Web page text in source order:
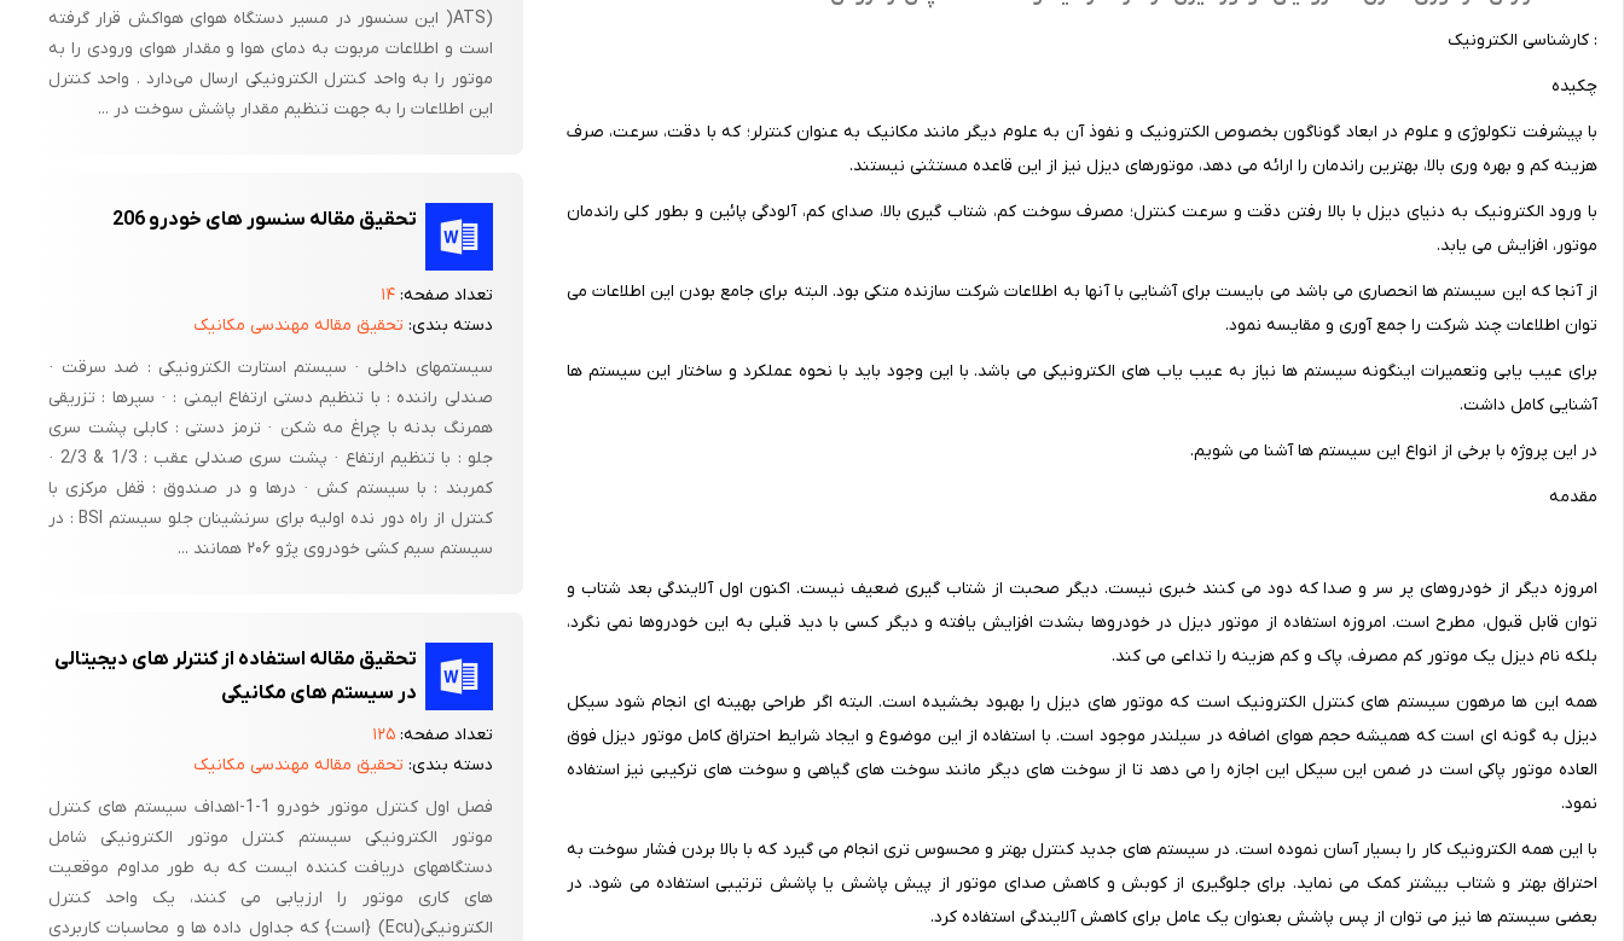
: کارشناسی الکترونیک
چکیده
با پیشرفت تکولوژی و علوم در ابعاد گوناگون بخصوص الکترونیک و نفوذ آن به علوم دیگر مانند مکانیک به عنوان کنترلر؛ که با دقت، سرعت، صرف
هزینه کم و بهره وری بالا، بهترین راندمان را ارائه می دهد، موتورهای دیزل نیز از این قاعده مستثنی نیستند.
با ورود الکترونیک به دنیای دیزل با بالا رفتن دقت و سرعت کنترل؛ مصرف سوخت کم، شتاب گیری بالا، صدای کم، آلودگی پائین و بطور کلی راندمان
موتور، افزایش می یابد.
از آنجا که این سیستم ها انحصاری می باشد می بایست برای آشنایی با آنها به اطلاعات شرکت سازنده متکی بود. البته برای جامع بودن این اطلاعات می
توان اطلاعات چند شرکت را جمع آوری و مقایسه نمود.
برای عیب یابی وتعمیرات اینگونه سیستم ها نیاز به عیب یاب های الکترونیکی می باشد. با این وجود باید با نحوه عملکرد و ساختار این سیستم ها
آشنایی کامل داشت.
در این پروژه با برخی از انواع این سیستم ها آشنا می شویم.
مقدمه
امروزه دیگر از خودروهای پر سر و صدا که دود می کنند خبری نیست. دیگر صحبت از شتاب گیری ضعیف نیست. اکنون اول آلایندگی بعد شتاب و
توان قابل قبول، مطرح است. امروزه استفاده از موتور دیزل در خودروها بشدت افزایش یافته و دیگر کسی با دید قبلی به این خودروها نمی نگرد،
بلکه نام دیزل یک موتور کم مصرف، پاک و کم هزینه را تداعی می کند.
همه این ها مرهون سیستم های کنترل الکترونیک است که موتور های دیزل را بهبود بخشیده است. البته اگر طراحی بهینه ای انجام شود سیکل
دیزل به گونه ای است که همیشه حجم هوای اضافه در سیلندر موجود است. با استفاده از این موضوع و ایجاد شرایط احتراق کامل موتور دیزل فوق
العاده موتور پاکی است در ضمن این سیکل این اجازه را می دهد تا از سوخت های دیگر مانند سوخت های گیاهی و سوخت های ترکیبی نیز استفاده
نمود.
با این همه الکترونیک کار را بسیار آسان نموده است. در سیستم های جدید کنترل بهتر و محسوس تری انجام می گیرد که با بالا بردن فشار سوخت به
احتراق بهتر و شتاب بیشتر کمک می نماید. برای جلوگیری از کوبش و کاهش صدای موتور از پیش پاشش یا پاشش ترتیبی استفاده می شود. در
بعضی سیستم ها نیز می توان از پس پاشش بعنوان یک عامل برای کاهش آلایندگی استفاده کرد.
(ATS( این سنسور در مسیر دستگاه هوای هواکش قرار گرفته
است و اطلاعات مربوت به دمای هوا و مقدار هوای ورودی را به
موتور را به واحد کنترل الکترونیکی ارسال می‌دارد . واحد کنترل
این اطلاعات را به جهت تنظیم مقدار پاشش سوخت در ...
تحقیق مقاله سنسور های خودرو 206
تعداد صفحه:۱۴
دسته بندی: تحقیق مقاله مهندسی مکانیک
سیستمهای داخلی · سیستم استارت الکترونیکی : ضد سرقت ·
صندلی راننده : با تنظیم دستی ارتفاع ایمنی : · سپرها : تزریقی
همرنگ بدنه با چراغ مه شکن · ترمز دستی : کابلی پشت سری
جلو : با تنظیم ارتفاع · پشت سری صندلی عقب : 1/3 & 2/3 ·
کمربند : با سیستم کش · درها و در صندوق : قفل مرکزی با
کنترل از راه دور نده اولیه برای سرنشینان جلو سیستم BSI : در
سیستم سیم کشی خودروی پژو ۲۰۶ همانند ...
تحقیق مقاله استفاده از کنترلر های دیجیتالی
در سیستم های مکانیکی
تعداد صفحه:۱۲۵
دسته بندی: تحقیق مقاله مهندسی مکانیک
فصل اول کنترل موتور خودرو 1-1-اهداف سیستم های کنترل
موتور الکترونیکی سیستم کنترل موتور الکترونیکی شامل
دستگاههای دریافت کننده ایست که به طور مداوم موقعیت
های کاری موتور را ارزیابی می کنند، یک واحد کنترل
الکترونیکی(Ecu) {است} که جداول داده ها و محاسبات کاربردی